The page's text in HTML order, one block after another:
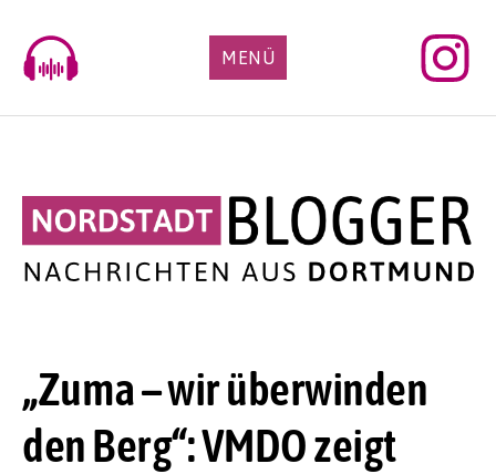
content
MENÜ
„Zuma – wir überwinden
den Berg“: VMDO zeigt